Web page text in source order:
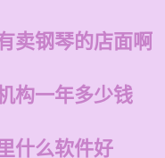
卖钢琴的店面啊
构一年多少钱
什么软件好